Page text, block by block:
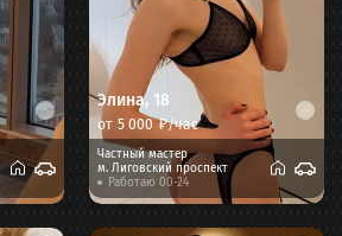
Элина, 18
от 5 000₽/час
Частный мастер
м. Лиговский проспект
Работаю 00-24